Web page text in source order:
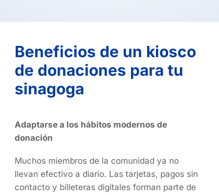
Beneficios de un kiosco
de donaciones para tu
sinagoga
Adaptarse a los hábitos modernos de
donación
Muchos miembros de la comunidad ya no
llevan efectivo a diario. Las tarjetas, pagos sin
contacto y billeteras digitales forman parte de